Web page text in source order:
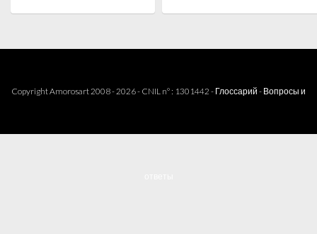
Copyright Amorosart 2008 - 2026 - CNIL n° : 1301442 - Глоссарий - Вопросы и